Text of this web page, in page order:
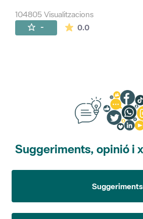
104805 Visualitzacions
- 0.0La mitjana de
Suggeriments, opinió i
Suggeriments